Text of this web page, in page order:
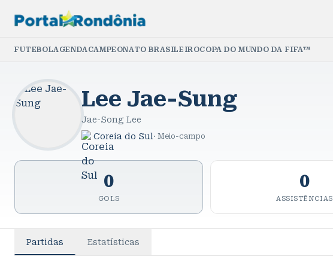
FUTEBOLAGENDACAMPEONATO BRASILEIROCOPA DO MUNDO DA FIFA™
Lee Jae-Sung
Jae-Song Lee
Coreia do Sul · Meio-campo
0
GOLS
0
ASSISTÊNCIAS
Partidas Estatísticas